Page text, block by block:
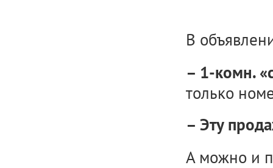
В
– 1-комн.
только
– Эту
А можно и